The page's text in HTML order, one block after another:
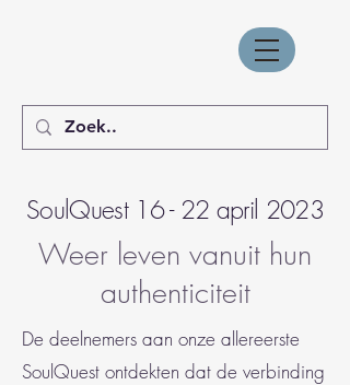
SoulQuest 16 - 22 april 2023
Weer leven vanuit hun
authenticiteit
De deelnemers aan onze allereerste
SoulQuest ontdekten dat de verbinding